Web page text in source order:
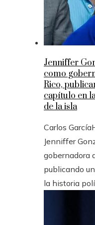
Jenniffer
como
Rico,
capítulo en
de la isla
Carlos García
Jenniffer
gobernadora
publicando
la historia